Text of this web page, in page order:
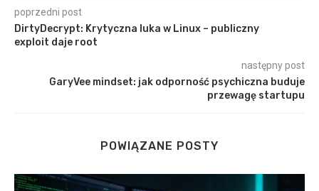
poprzedni post
DirtyDecrypt: Krytyczna luka w Linux – publiczny
exploit daje root
następny post
GaryVee mindset: jak odporność psychiczna buduje
przewagę startupu
POWIĄZANE POSTY